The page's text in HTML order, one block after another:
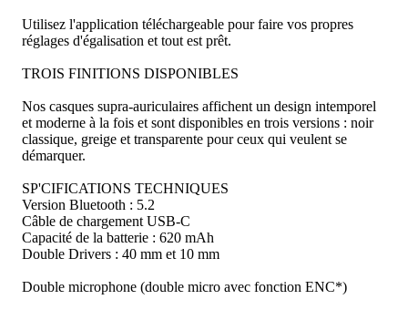
Utilisez l'application téléchargeable pour faire vos propres
réglages d'égalisation et tout est prêt.
TROIS FINITIONS DISPONIBLES
Nos casques supra-auriculaires affichent un design intemporel
et moderne à la fois et sont disponibles en trois versions : noir
classique, greige et transparente pour ceux qui veulent se
démarquer.
SP'CIFICATIONS TECHNIQUES
Version Bluetooth : 5.2
Câble de chargement USB-C
Capacité de la batterie : 620 mAh
Double Drivers : 40 mm et 10 mm
Double microphone (double micro avec fonction ENC*)